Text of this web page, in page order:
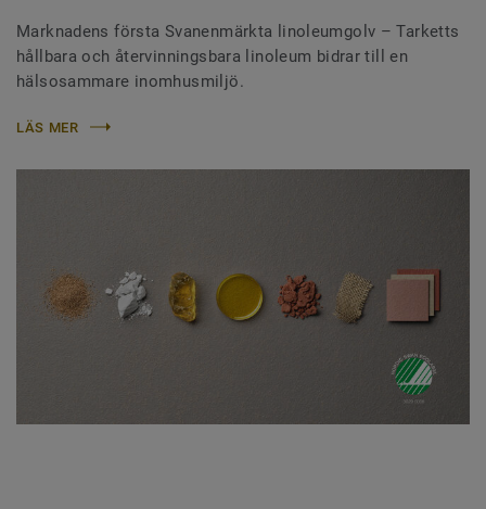
Marknadens första Svanenmärkta linoleumgolv – Tarketts
hållbara och återvinningsbara linoleum bidrar till en
hälsosammare inomhusmiljö.
LÄS MER